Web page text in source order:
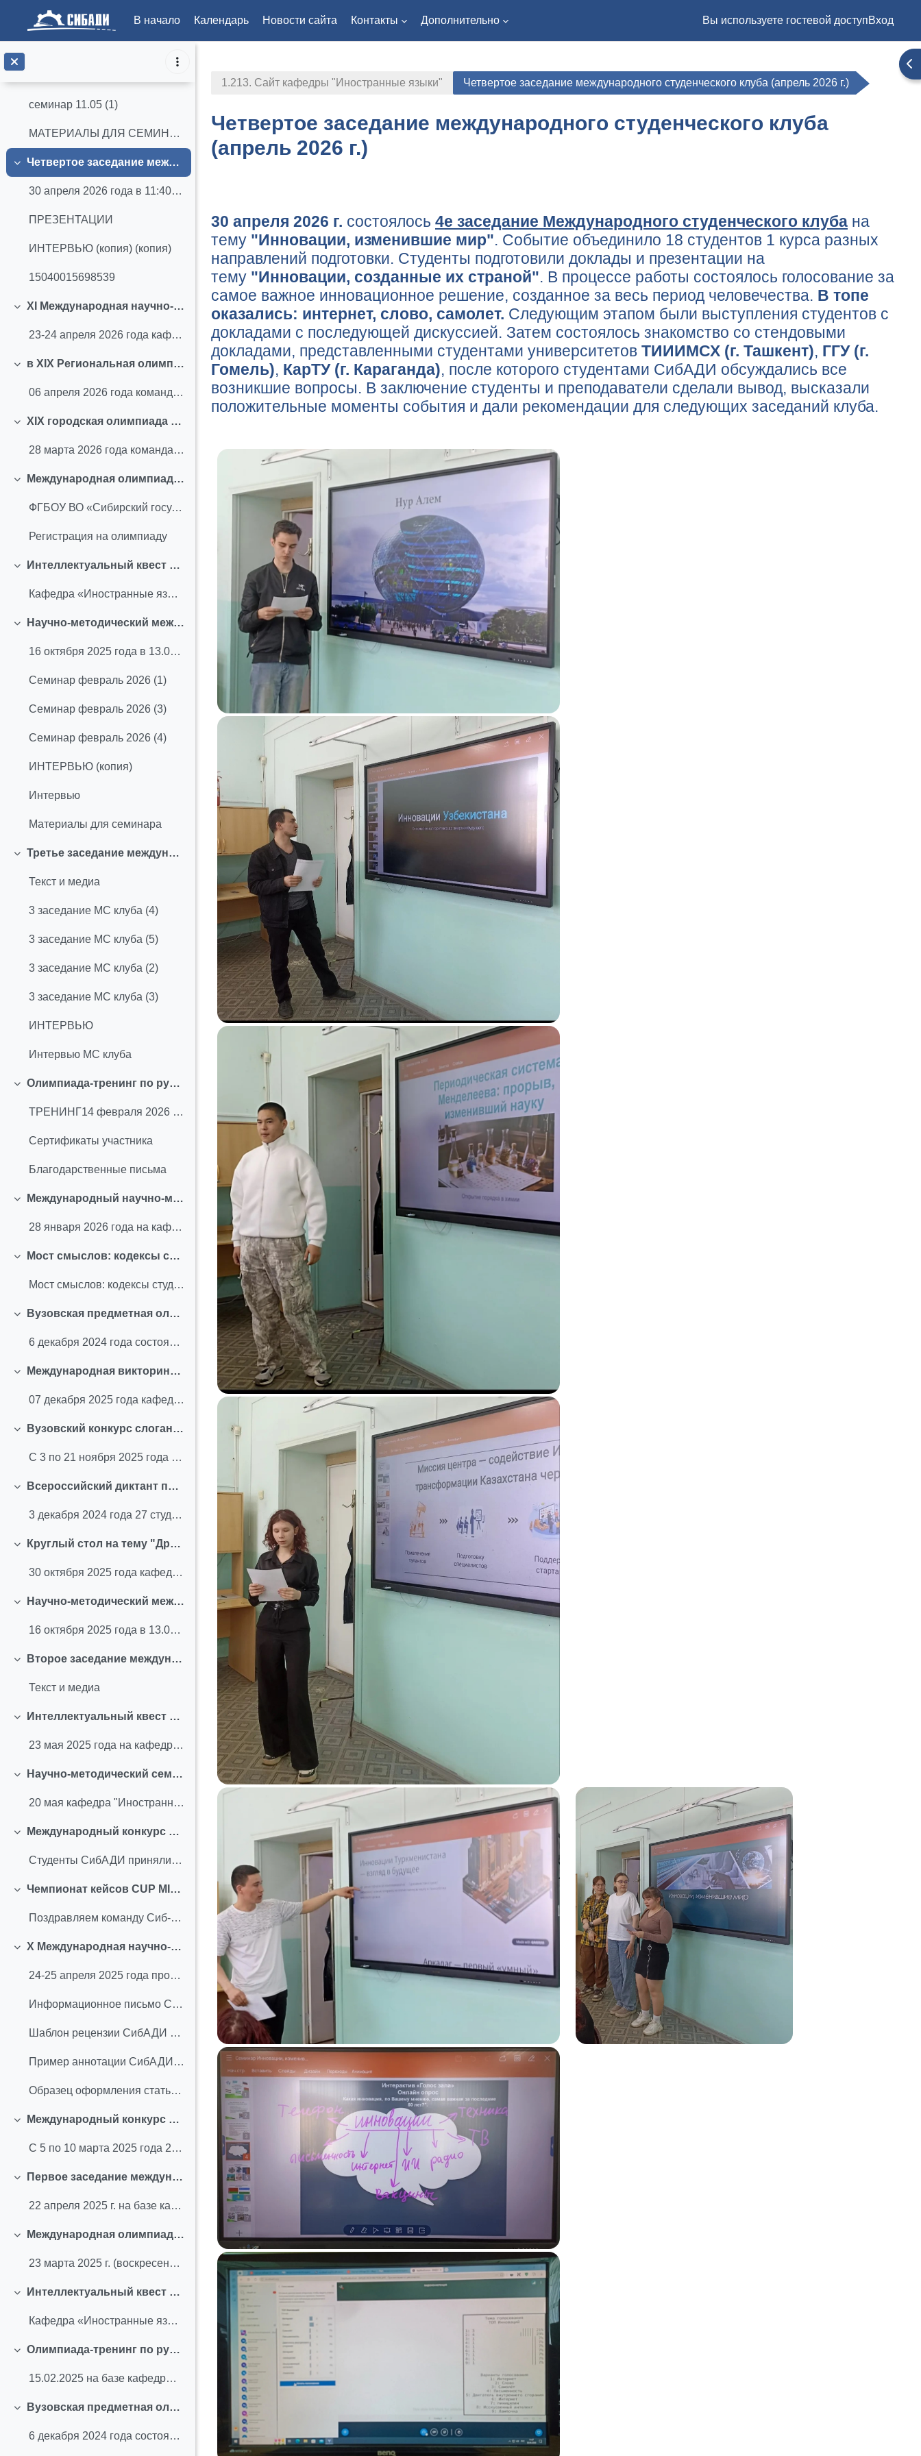
В начало Календарь Новости сайта Контакты Дополнительно Вы используете гостевой доступВход
11.05.2026 года (ауд. 1.212, время 13.00 – 15.30) ...
семинар 11.05 (1)
МАТЕРИАЛЫ ДЛЯ СЕМИНАРА
Свернуть
Четвертое заседание международного студенческого клуба (апрель 2026 г.)
30 апреля 2026 года в 11:40 кафедра "Иностранные я...
ПРЕЗЕНТАЦИИ
ИНТЕРВЬЮ (копия) (копия)
15040015698539
Свернуть
XI Международная научно-практическая конференция (апрель 2026 г.)
23-24 апреля 2026 года кафедра «Иностранные языки»...
Свернуть
в XIX Региональная олимпиада по английскому языку_ОмГТУ (апрель 2026 г.)
06 апреля 2026 года команда студентов СибАДИ приня...
Свернуть
XIX городская олимпиада по английскому языку_ОмГУ (март 2026 г.)
28 марта 2026 года команда студентов СибАДИ принял...
Свернуть
Международная олимпиада "Дружба без границ" (март 2026 г.)
ФГБОУ ВО «Сибирский государственный автомобильно-д...
Регистрация на олимпиаду
Свернуть
Интеллектуальный квест "Дополни карьерные возможности в СибАДИ: профессия технического переводчика" (февраль 2026 г.)
Кафедра «Иностранные языки» СибАДИ приглашает выпу...
Свернуть
Научно-методический международный семинар с участием студентов по теме "О личностных смыслах и их роли в успешной самореализации (формат хакатона)" (февраль 2026 г.)
16 октября 2025 года в 13.00–15.30 (ауд. 1.212) со...
Семинар февраль 2026 (1)
Семинар февраль 2026 (3)
Семинар февраль 2026 (4)
ИНТЕРВЬЮ (копия)
Интервью
Материалы для семинара
Свернуть
Третье заседание международного студенческого клуба (февраль 2026 г.)
Текст и медиа
3 заседание МС клуба (4)
3 заседание МС клуба (5)
3 заседание МС клуба (2)
3 заседание МС клуба (3)
ИНТЕРВЬЮ
Интервью МС клуба
Свернуть
Олимпиада-тренинг по русскому и английскому языкам (февраль 2026 г.)
ТРЕНИНГ14 февраля 2026 года ФГБОУ ВО «Сибирский го...
Сертификаты участника
Благодарственные письма
Свернуть
Международный научно-методический семинар "Организация эффективной и продуктивной жизнедеятельности специалиста (преподавателя вуза)" (январь 2026 г.)
28 января 2026 года на кафедре «Иностранные языки»...
Свернуть
Мост смыслов: кодексы студента и преподавателя (хакатон) (декабрь 2025 г.)
Мост смыслов: кодексы студента и преподавателя (хакатон) (декабрь 2025)
Свернуть
Вузовская предметная олимпиада по английскому и русскому языкам (декабрь 2025 г.)
6 декабря 2024 года состоялась Предметная олимпиад...
Свернуть
Международная викторина «Тема войны в зарубежной и русской литературе» (декабрь 2025 г.)
07 декабря 2025 года кафедра "Иностранные языки" п...
Свернуть
Вузовский конкурс слоганов «Сделаем СибАДИ лучше!» (ноябрь 2025 г.)
С 3 по 21 ноября 2025 года кафедра "Иностранные яз...
Свернуть
Всероссийский диктант по иностранным языкам (ноябрь 2025 г.)
3 декабря 2024 года 27 студентов СибАДИ приняли уч...
Свернуть
Круглый стол на тему "Древо памяти. Ретроспектива" (октябрь 2025 г.)
30 октября 2025 года кафедра «Иностранные языки» С...
Свернуть
Научно-методический международный семинар с участием студентов по теме "Контроль эмоций. Управление эмоциями. Стрессоустойчивость" (октябрь 2025 г.)
16 октября 2025 года в 13.00–15.30 (ауд. 1.212) со...
Свернуть
Второе заседание международного студенческого клуба (сентябрь 2025 г.)
Текст и медиа
Свернуть
Интеллектуальный квест «СибАДИйцы об Омске», приуроченный к 95-летию основания СибАДИ (май 2025 г.)
23 мая 2025 года на кафедре "Иностранные языки" пр...
Свернуть
Научно-методический семинар с участием студентов по теме "Подготовка публичной научно-популярной лекции" (май 2025 г.)
20 мая кафедра "Иностранные языки" СибАДИ провела ...
Свернуть
Международный конкурс переводческих проектов «Голоса Великой Победы: Помним. Гордимся. Переводим» (апрель 2025 г.)
Студенты СибАДИ приняли участие в ежегодном Междун...
Свернуть
Чемпионат кейсов CUP MISIS CASE (апрель 2025 г.)
Поздравляем команду Сиб-ДВИЖ с успешным прохождени...
Свернуть
X Международная научно-практическая конференция (апрель 2025 г.)
24-25 апреля 2025 года прошла X международная науч...
Информационное письмо СибАДИ 2025
Шаблон рецензии СибАДИ 2025
Пример аннотации СибАДИ 2025
Образец оформления статьи СибАДИ 2025
Свернуть
Международный конкурс эссе на английском и немецком языках “Я, моя профессия и будущее моей страны” (март 2025 г.)
С 5 по 10 марта 2025 года 20 студентов СибАДИ прин...
Свернуть
Первое заседание международного студенческого клуба на тему «Патриотизм – это … »
22 апреля 2025 г. на базе кафедры «Иностранные язы...
Свернуть
Международная олимпиада "Одна страна, одна судьба" (март 2025 г.)
23 марта 2025 г. (воскресенье), в 13:00 (омское вр...
Свернуть
Интеллектуальный квест "Дело о пропавших словах" (февраль 2025 г.)
Кафедра «Иностранные языки» СибАДИ приглашает выпу...
Свернуть
Олимпиада-тренинг по русскому и английскому языкам (февраль 2025 г.)
15.02.2025 на базе кафедры "Иностранные языки" сос...
Свернуть
Вузовская предметная олимпиада по английскому и русскому языкам (декабрь 2024 г.)
6 декабря 2024 года состоялась Предметная олимпиад...
1.213. Сайт кафедры "Иностранные языки"
Четвертое заседание международного студенческого клуба (апрель 2026 г.)
Четвертое заседание международного студенческого клуба
(апрель 2026 г.)
30 апреля 2026 г. состоялось 4е заседание Международного студенческого клуба на
тему "Инновации, изменившие мир". Событие объединило 18 студентов 1 курса разных
направлений подготовки. Студенты подготовили доклады и презентации на
тему "Инновации, созданные их страной". В процессе работы состоялось голосование за
самое важное инновационное решение, созданное за весь период человечества. В топе
оказались: интернет, слово, самолет. Следующим этапом были выступления студентов с
докладами с последующей дискуссией. Затем состоялось знакомство со стендовыми
докладами, представленными студентами университетов ТИИИМСХ (г. Ташкент), ГГУ (г.
Гомель), КарТУ (г. Караганда), после которого студентами СибАДИ обсуждались все
возникшие вопросы. В заключение студенты и преподаватели сделали вывод, высказали
положительные моменты события и дали рекомендации для следующих заседаний клуба.